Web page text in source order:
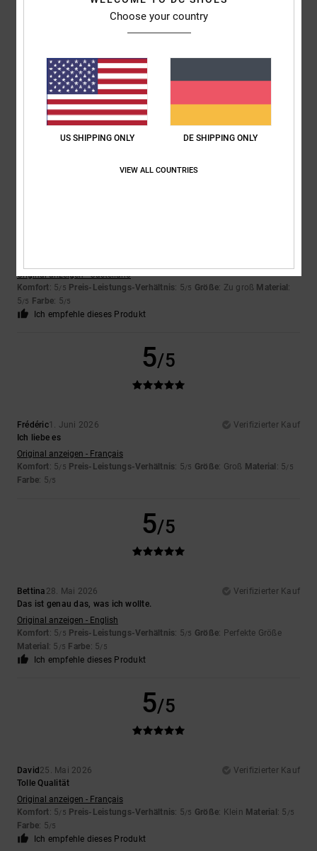
24. Juni 2026
Original anzeigen - Français
Komfort: 5/5 Preis-Leistungs-Verhältnis
Material: 5/5 Farbe: 5/5
Ich empfehle dieses Produkt
5
Original anzeigen - Castellano
Komfort: 5/5 Preis-Leistungs-Verhältnis: 5/5 Größe: Zu groß Material :
5/5 Farbe: 5/5
Ich empfehle dieses Produkt
5/5
Frédéric1. Juni 2026
Verifizierter Kauf
Ich liebe es
Original anzeigen - Français
Komfort: 5/5 Preis-Leistungs-Verhältnis: 5/5 Größe: Groß Material : 5/5
Farbe: 5/5
5/5
Bettina 28. Mai 2026
Verifizierter Kauf
Das ist genau das, was ich wollte.
Original anzeigen - English
Komfort: 5/5 Preis-Leistungs-Verhältnis: 5/5 Größe: Perfekte Größe
Material : 5 /5 Farbe: 5/5
Ich empfehle dieses Produkt
5/5
David 25. Mai 2026
Verifizierter Kauf
Tolle Qualität
Original anzeigen - Français
Komfort: 5/5 Preis-Leistungs-Verhältnis: 5/5 Größe: Klein Material : 5 /5
Farbe: 5/5
Ich empfehle dieses Produkt
Choose your country
US SHIPPING ONLY DE SHIPPING ONLY
VIEW ALL COUNTRIES